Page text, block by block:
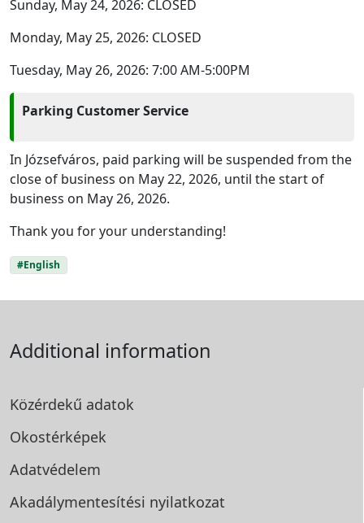
Sunday, May 24, 2026: CLOSED
Monday, May 25, 2026: CLOSED
Tuesday, May 26, 2026: 7:00 AM-5:00PM
Parking Customer Service
In Józsefváros, paid parking will be suspended from the
close of business on May 22, 2026, until the start of
business on May 26, 2026.
Thank you for your understanding!
#English
Additional information
Közérdekű adatok
Okostérképek
Adatvédelem
Akadálymentesítési nyilatkozat